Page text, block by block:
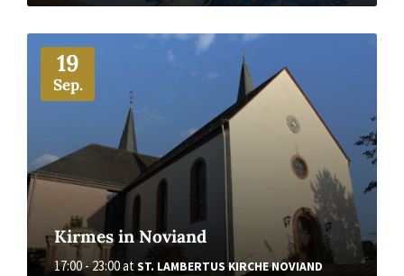
19
Sep.
Kirmes in Noviand
17:00 - 23:00atST. LAMBERTUS KIRCHE NOVIAND
More